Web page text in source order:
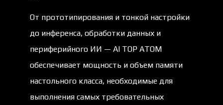
От прототипирования и тонкой настройки
до инференса, обработки данных и
периферийного ИИ — AI TOP ATOM
обеспечивает мощность и объем памяти
настольного класса, необходимые для
выполнения самых требовательных